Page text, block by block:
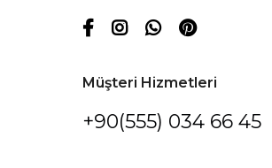
Müşteri Hizmetleri
+90(555) 034 66 45